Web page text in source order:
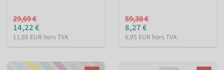
29,69 €
14,22 €
11,95 EUR hors TVA
59,38 €
8,27 €
6,95 EUR hors TVA